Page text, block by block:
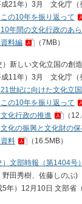
21年）3月
文化庁（
の10年を振り返って
年間の文化行政のあら
料編
（7MB）
）新しい文化立国の創
11年）3月
文化庁（
世紀に向けた文化立
の10年を振り返って
化行政の推進
（
化の振興と文化財の保
料
（16.5MB）
）文部時報（第1404
野田秀樹、佐藤しのぶ)
年）12月10日 文部省